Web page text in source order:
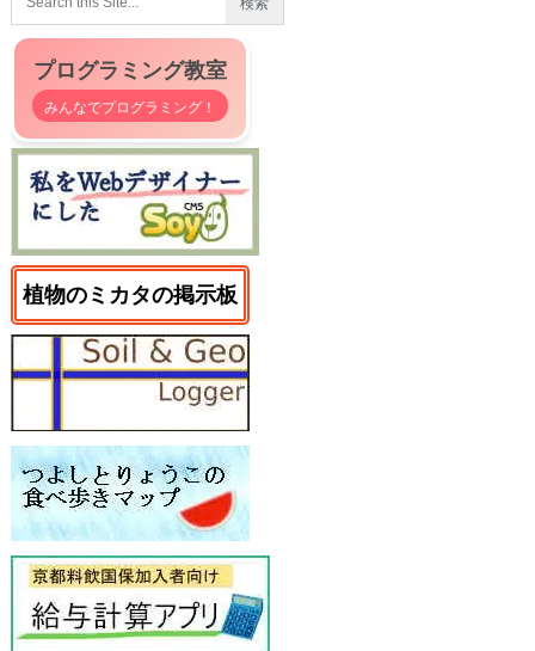
プログラミング教室
みんなでプログラミング！
植物のミカタの掲示板